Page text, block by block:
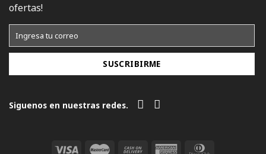
ofertas!
Siguenos en nuestras redes.